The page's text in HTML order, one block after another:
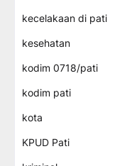
kecelakaan di pati
kesehatan
kodim 0718/pati
kodim pati
kota
KPUD Pati